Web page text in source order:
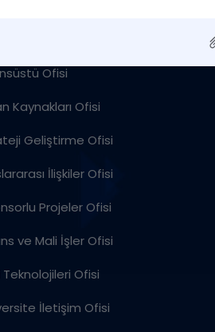
Ofisi
Kaynakları Ofisi
Geliştirme Ofisi
İlişkiler Ofisi
Projeler Ofisi
ve Mali İşler Ofisi
Teknolojileri Ofisi
İletişim Ofisi